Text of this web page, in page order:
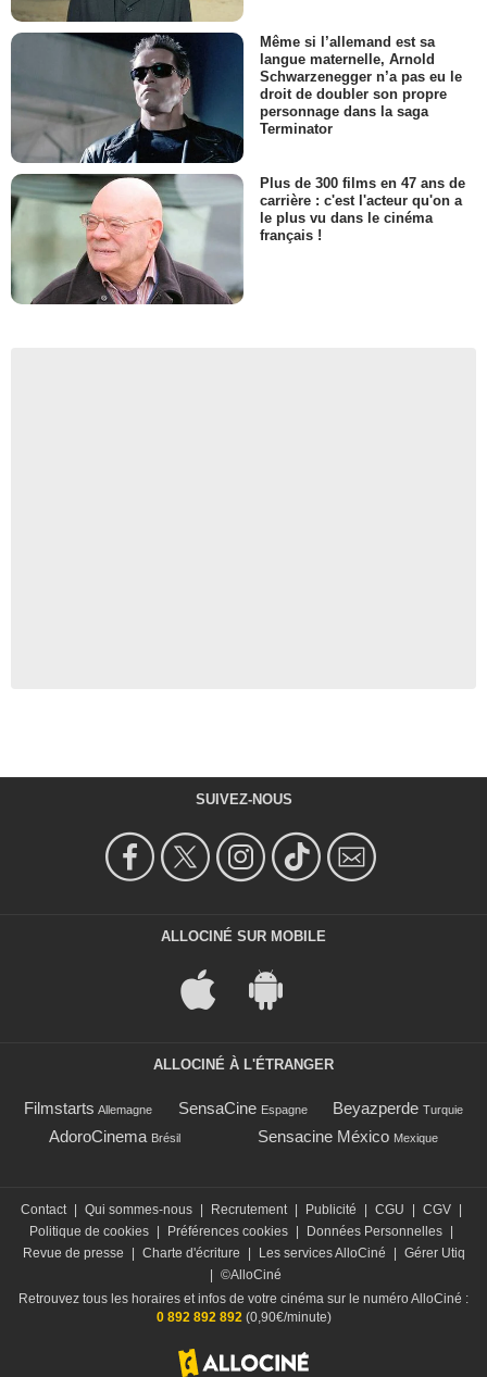
Même si l’allemand est sa
langue maternelle, Arnold
Schwarzenegger n’a pas eu le
droit de doubler son propre
personnage dans la saga
Terminator
Plus de 300 films en 47 ans de
carrière : c'est l'acteur qu'on a
le plus vu dans le cinéma
français !
SUIVEZ-NOUS
ALLOCINÉ SUR MOBILE
ALLOCINÉ À L'ÉTRANGER
Filmstarts Allemagne SensaCine Espagne Beyazperde Turquie
AdoroCinema Brésil Sensacine México Mexique
Contact Qui sommes-nous Recrutement Publicité CGU CGV
Politique de cookies
Préférences cookies Données Personnelles
Revue de presse
Charte d'écriture Les services AlloCiné
Gérer Utiq
©AlloCiné
Retrouvez tous les horaires et infos de votre cinéma sur le numéro AlloCiné :
0 892 892 892(0,90€/minute)